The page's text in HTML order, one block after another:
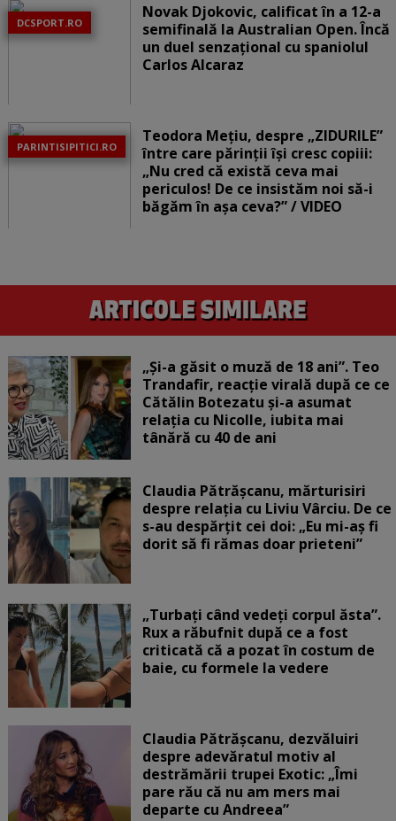
DCSPORT.RO
Novak Djokovic, calificat în a 12-a
semifinală la Australian Open. Încă
un duel senzațional cu spaniolul
Carlos Alcaraz
PARINTISIPITICI.RO
Teodora Mețiu, despre „ZIDURILE”
între care părinții își cresc copiii:
„Nu cred că există ceva mai
periculos! De ce insistăm noi să-i
băgăm în așa ceva?” / VIDEO
„Și-a găsit o muză de 18 ani”. Teo
Trandafir, reacție virală după ce ce
Cătălin Botezatu și-a asumat
relația cu Nicolle, iubita mai
tânără cu 40 de ani
Claudia Pătrășcanu, mărturisiri
despre relația cu Liviu Vârciu. De ce
s-au despărțit cei doi: „Eu mi-aș fi
dorit să fi rămas doar prieteni”
„Turbați când vedeți corpul ăsta”.
Rux a răbufnit după ce a fost
criticată că a pozat în costum de
baie, cu formele la vedere
Claudia Pătrășcanu, dezvăluiri
despre adevăratul motiv al
destrămării trupei Exotic: „Îmi
pare rău că nu am mers mai
departe cu Andreea”